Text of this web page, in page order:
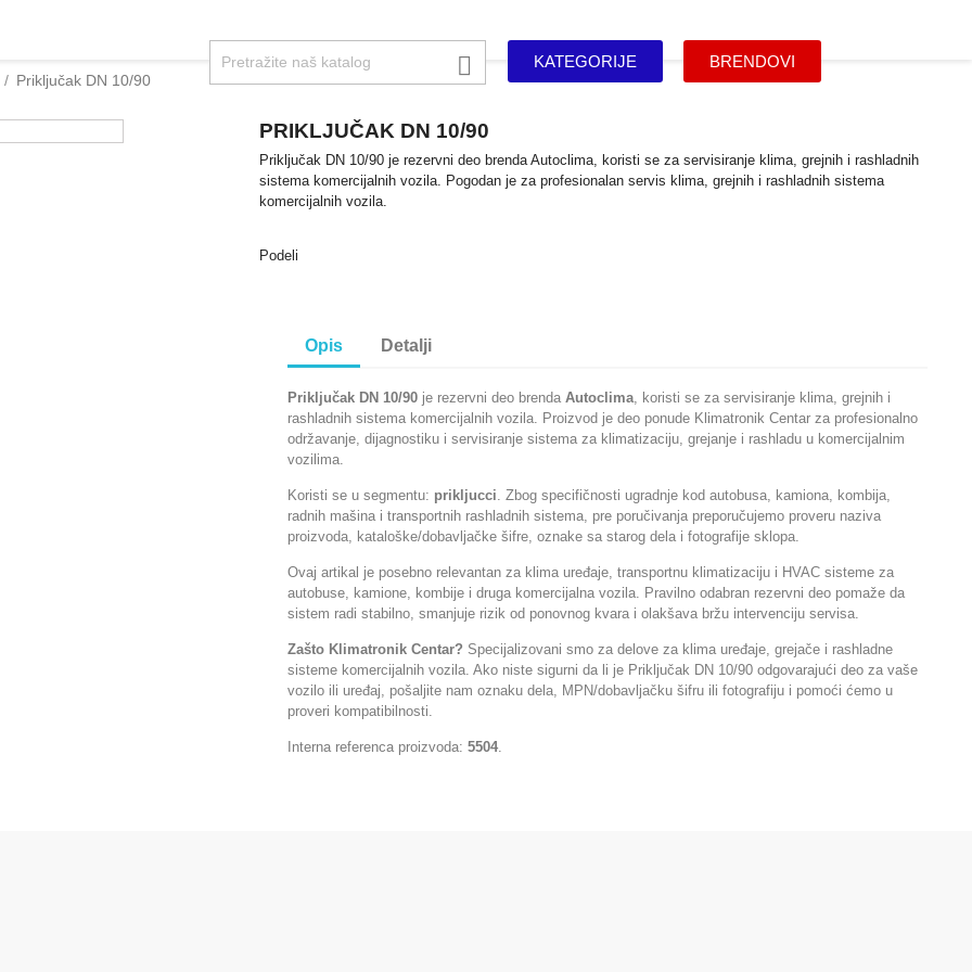
 KATEGORIJE BRENDOVI
Priključak DN 10/90
PRIKLJUČAK DN 10/90
Priključak DN 10/90 je rezervni deo brenda Autoclima, koristi se za servisiranje klima, grejnih i rashladnih
sistema komercijalnih vozila. Pogodan je za profesionalan servis klima, grejnih i rashladnih sistema
komercijalnih vozila.
Podeli
Opis Detalji
Priključak DN 10/90 je rezervni deo brendaAutoclima, koristi se za servisiranje klima, grejnih i
rashladnih sistema komercijalnih vozila. Proizvod je deo ponude Klimatronik Centar za profesionalno
održavanje, dijagnostiku i servisiranje sistema za klimatizaciju, grejanje i rashladu u komercijalnim
vozilima.
Koristi se u segmentu: prikljucci. Zbog specifičnosti ugradnje kod autobusa, kamiona, kombija,
radnih mašina i transportnih rashladnih sistema, pre poručivanja preporučujemo proveru naziva
proizvoda, kataloške/dobavljačke šifre, oznake sa starog dela i fotografije sklopa.
Ovaj artikal je posebno relevantan za klima uređaje, transportnu klimatizaciju i HVAC sisteme za
autobuse, kamione, kombije i druga komercijalna vozila. Pravilno odabran rezervni deo pomaže da
sistem radi stabilno, smanjuje rizik od ponovnog kvara i olakšava bržu intervenciju servisa.
Zašto Klimatronik Centar? Specijalizovani smo za delove za klima uređaje, grejače i rashladne
sisteme komercijalnih vozila. Ako niste sigurni da li je Priključak DN 10/90 odgovarajući deo za vaše
vozilo ili uređaj, pošaljite nam oznaku dela, MPN/dobavljačku šifru ili fotografiju i pomoći ćemo u
proveri kompatibilnosti.
Interna referenca proizvoda:5504.